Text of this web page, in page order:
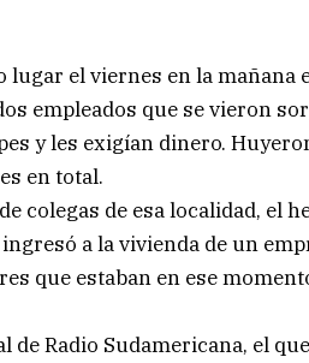
lugar el viernes en la mañana
empleados que se vieron
y les exigían dinero.
en total.
colegas de esa localidad, el
a la vivienda de un
que estaban en ese
de Radio Sudamericana, el